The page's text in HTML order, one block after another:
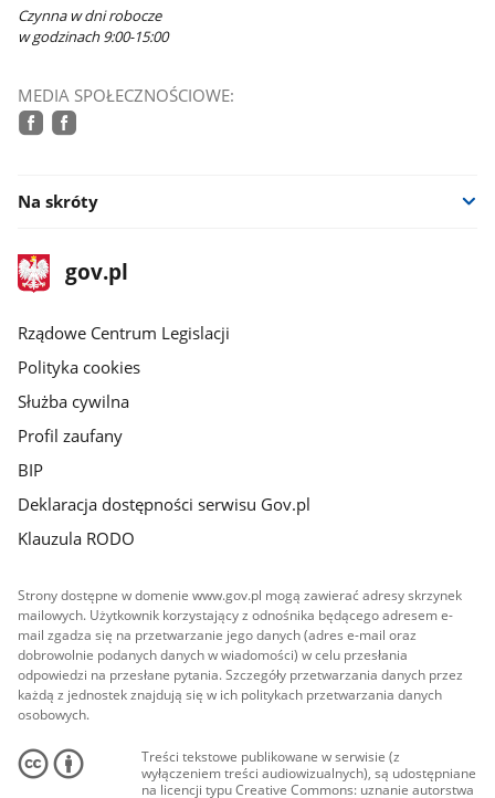
Czynna w dni robocze
w godzinach 9:00-15:00
MEDIA SPOŁECZNOŚCIOWE:
Na skróty
stopka
gov.plStrona
gov.pl
Rządowe Centrum Legislacji
Polityka cookies
Służba cywilna
Profil zaufany
BIP
Deklaracja dostępności serwisu Gov.pl
Klauzula RODO
Strony dostępne w domenie www.gov.pl mogą zawierać adresy skrzynek
mailowych. Użytkownik korzystający z odnośnika będącego adresem e-
mail zgadza się na przetwarzanie jego danych (adres e-mail oraz
dobrowolnie podanych danych w wiadomości) w celu przesłania
odpowiedzi na przesłane pytania. Szczegóły przetwarzania danych przez
każdą z jednostek znajdują się w ich politykach przetwarzania danych
osobowych.
Treści tekstowe publikowane w serwisie (z
wyłączeniem treści audiowizualnych), są udostępniane
na licencji typu Creative Commons: uznanie autorstwa